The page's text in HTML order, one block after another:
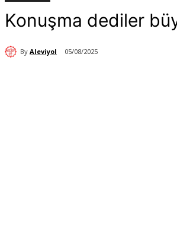
Konuşma dediler
By Aleviyol 05/08/2025